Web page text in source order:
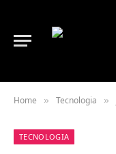
Home » Tecnologia »
TECNOLOGIA